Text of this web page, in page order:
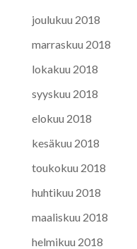
joulukuu 2018
marraskuu 2018
lokakuu 2018
syyskuu 2018
elokuu 2018
kesäkuu 2018
toukokuu 2018
huhtikuu 2018
maaliskuu 2018
helmikuu 2018